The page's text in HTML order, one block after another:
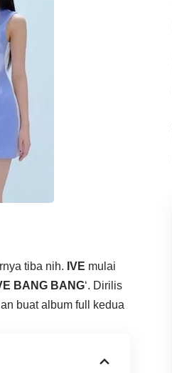
tiba nih. IVE mulai
BANG BANG‘. Dirilis
buat album full kedua